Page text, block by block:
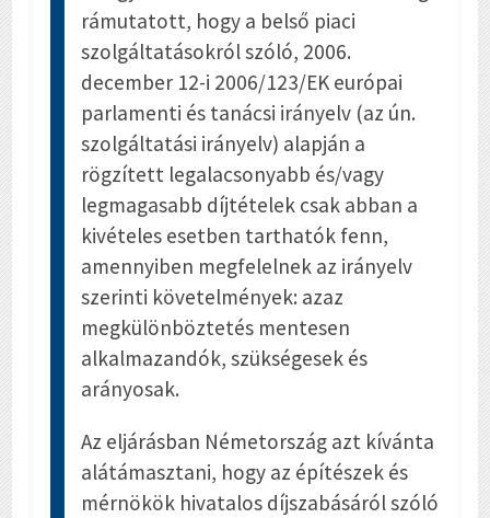
rámutatott, hogy a belső piaci
szolgáltatásokról szóló, 2006.
december 12-i 2006/123/EK európai
parlamenti és tanácsi irányelv (az ún.
szolgáltatási irányelv) alapján a
rögzített legalacsonyabb és/vagy
legmagasabb díjtételek csak abban a
kivételes esetben tarthatók fenn,
amennyiben megfelelnek az irányelv
szerinti követelmények: azaz
megkülönböztetés mentesen
alkalmazandók, szükségesek és
arányosak.
Az eljárásban Németország azt kívánta
alátámasztani, hogy az építészek és
mérnökök hivatalos díjszabásáról szóló